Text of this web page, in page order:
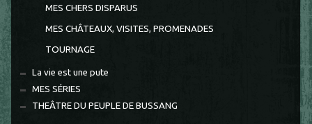
MES CHERS DISPARUS
MES CHÂTEAUX, VISITES, PROMENADES
TOURNAGE
La vie est une pute
MES SÉRIES
THEÂTRE DU PEUPLE DE BUSSANG